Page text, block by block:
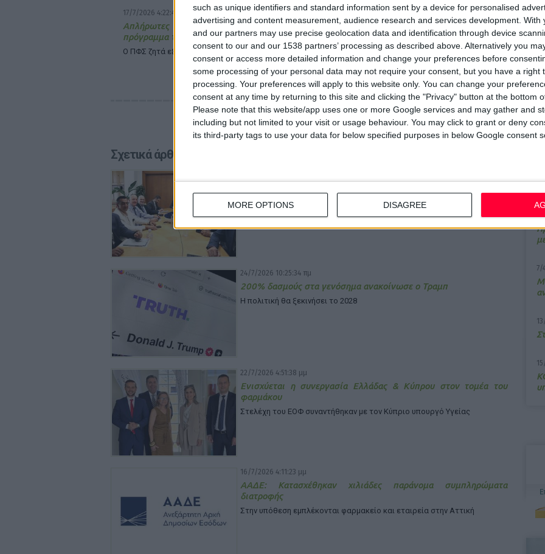
such as unique identifiers and standard information sent by a device for personalised
advertising and content measurement, audience research and services development. With
and our partners may use precise geolocation data and identification through device
consent to our and our 1538 partners’ processing as described above. Alternatively you
consent or access more detailed information and change your preferences before
some processing of your personal data may not require your consent, but you have a right
processing. Your preferences will apply to this website only. You can change your
consent at any time by returning to this site and clicking the "Privacy" button at the bottom
Please note that this website/app uses one or more Google services and may gather and
including but not limited to your visit or usage behaviour. You may click to grant or deny
its third-party tags to use your data for below specified purposes in below Google consent
MORE OPTIONS DISAGREE
7/
17/7/2026 4:22:47 μμ
Απλήρωτες οι συνταγές Μαΐου για το
πρόγραμμα της παχυσαρκίας
Ο ΠΦΣ ζητά εξηγήσεις από την Ειρ. Αγαπηδάκη
Σχετικά άρθρα
24/7/2026 10:25:34 πμ
200% δασμούς στα γενόσημα ανακοίνωσε ο Τραμπ
Η πολιτική θα ξεκινήσει το 2028
22/7/2026 4:51:38 μμ
Ενισχύεται η συνεργασία Ελλάδας & Κύπρου στον τομέα του
φαρμάκου
Στελέχη του ΕΟΦ συναντήθηκαν με τον Κύπριο υπουργό Υγείας
16/7/2026 4:11:23 μμ
ΑΑΔΕ: Κατασχέθηκαν χιλιάδες παράνομα συμπληρώματα
διατροφής
Στην υπόθεση εμπλέκονται φαρμακείο και εταιρεία στην Αττική